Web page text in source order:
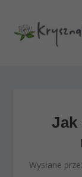
Jak
Wysłane